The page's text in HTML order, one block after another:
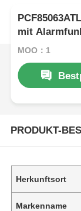
mit
MOQ：1
PRODUKT-
Herkunftsort
Markenname